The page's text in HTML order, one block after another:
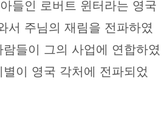
들인 로버트 윈터라는 영국
서 주님의 재림을 전파하였
들이 그의 사업에 연합하였
이 영국 각처에 전파되었